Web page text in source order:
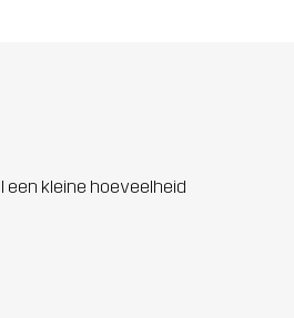
een kleine hoeveelheid